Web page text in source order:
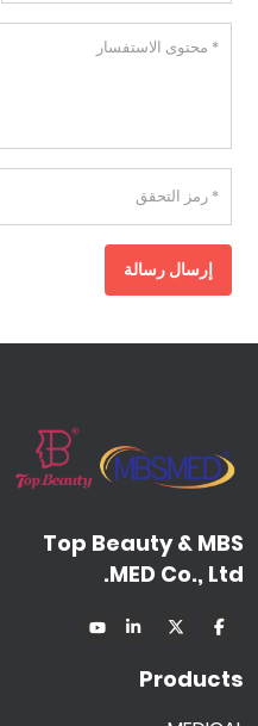
إرسال رسالة
Top Beauty & MBS
MED Co., Ltd.
Products